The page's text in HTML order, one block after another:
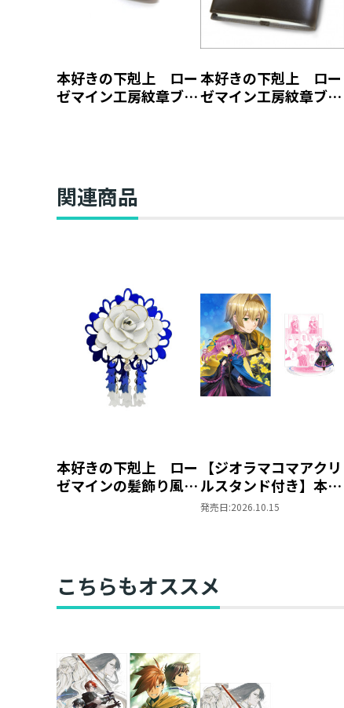
本好きの下剋上 ロー
ゼマイン工房紋章ブッ
本好きの下剋上 ロー
ゼマイン工房紋章ブッ
関連商品
本好きの下剋上 ロー
ゼマインの髪飾り風ブ
【ジオラマコマアクリ
ルスタンド付き】本好
きの下剋上 ～ハンネ
ス）
発売日:2026.10.15
こちらもオススメ